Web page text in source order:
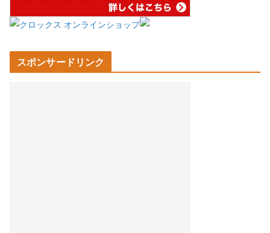
スポンサードリンク